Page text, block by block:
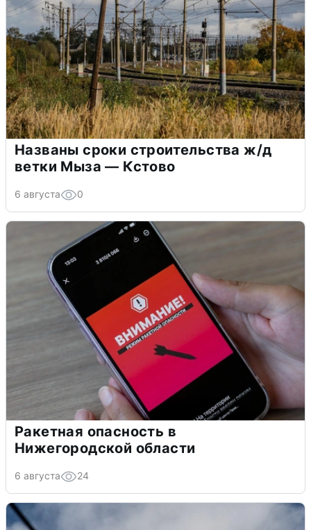
Названы сроки строительства ж/д
ветки Мыза — Кстово
6 августа 0
Ракетная опасность в
Нижегородской области
6 августа 24